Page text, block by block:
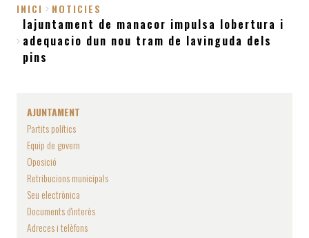
Fil
d'Ariadna
INICI NOTICIES
lajuntament de manacor impulsa lobertura i
adequacio dun nou tram de lavinguda dels
pins
AJUNTAMENT
Partits polítics
Equip de govern
Oposició
Retribucions municipals
Seu electrònica
Documents d'interès
Adreces i telèfons